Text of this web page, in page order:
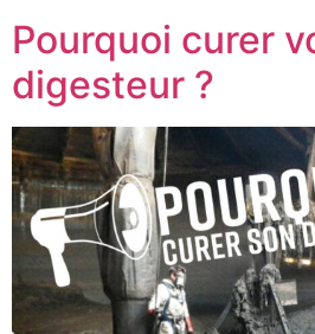
Pourquoi curer
digesteur ?